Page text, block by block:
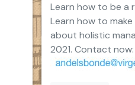
Learn how to be a
Learn how to
about holistic
2021. Contact now: